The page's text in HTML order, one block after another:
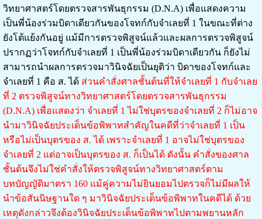
วิทยาศาสตร์โดยตรวจสารพันธุกรรม (D.N.A) เพื่อแสดงความ
เป็นพี่น้องร่วมบิดาเดียวกันของโจทก์กับจำเลยที่ 1 ในขณะที่ต่าง
ยังโต้แย้งกันอยู่ แม้มีการตรวจพิสูจน์แล้วและผลการตรวจพิสูจน์
ปรากฏว่าโจทก์กับจำเลยที่ 1 เป็นพี่น้องร่วมบิดาเดียวกัน ก็ยังไม่
สามารถนำผลการตรวจมาวินิจฉัยเป็นยุติว่า บิดาของโจทก์และ
จำเลยที่ 1 คือ ส. ได้ ส่วนคำสั่งศาลชั้นต้นที่ให้จำเลยที่ 1 กับจำเลย
ที่ 2 ตรวจพิสูจน์ทางวิทยาศาสตร์โดยตรวจสารพันธุกรรม
(D.N.A) เพื่อแสดงว่า จำเลยที่ 1 ไม่ใช่บุตรของจำเลยที่ 2 ก็ไม่อาจ
นำมาวินิจฉัยประเด็นข้อพิพาทสำคัญในคดีที่ว่าจำเลยที่ 1 เป็น
หรือไม่เป็นบุตรของ ส. ได้ เพราะจำเลยที่ 1 อาจไม่ใช่บุตรของ
จำเลยที่ 2 แต่อาจเป็นบุตรของ ส. ก็เป็นได้ ดังนั้น คำสั่งของศาล
ชั้นต้นจึงไม่ใช่คำสั่งให้ตรวจพิสูจน์ทางวิทยาศาสตร์ตาม
บทบัญญัติมาตรา 160 แม้คู่ความไม่ยินยอมไปตรวจก็ไม่มีผลให้
นำข้อสันนิษฐานใด ๆ มาวินิจฉัยประเด็นข้อพิพาทในคดีได้ ด้วย
เหตุดังกล่าวจึงต้องวินิจฉัยประเด็นข้อพิพาทไปตามพยานหลัก